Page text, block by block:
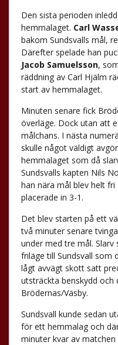
Den sista perioden
hemmalaget. Carl
bakom Sundsvalls mål,
Därefter spelade han
Jacob Samuelsson,
räddning av Carl Hjälm
start av hemmalaget.
Minuten senare fick
överläge. Dock utan att
målchans. I nästa
skulle något väldigt
hemmalaget som då
Sundsvalls kapten Nils
han nära mål blev helt
placerade in 3-1.
Det blev starten på ett
två minuter senare
under med tre mål.
friläge till Sundsvall som
lågt avvägt skott satt
utsträckta benskydd
Brödernas/Väsby.
Sundsvall kunde sedan
för ett hemmalag och
minuter kvar av